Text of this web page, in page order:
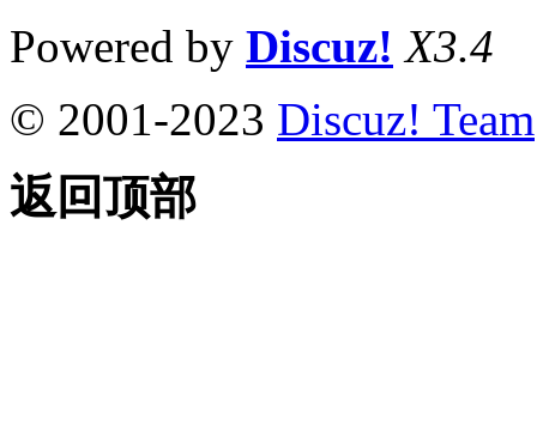
Powered by Discuz! X3.4
© 2001-2023 Discuz! Team
返回顶部